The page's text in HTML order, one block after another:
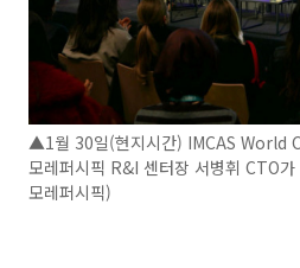
▲1월 30일(현지시간) IMCAS World
모레퍼시픽 R&I 센터장 서병휘 CTO
모레퍼시픽)